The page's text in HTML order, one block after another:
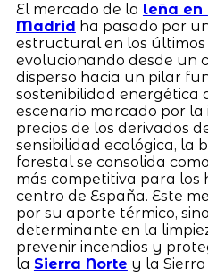
El mercado de la leña en
Madrid ha pasado por
estructural en los últimos
evolucionando desde un
disperso hacia un pilar
sostenibilidad energética
escenario marcado por la
precios de los derivados
sensibilidad ecológica, la
forestal se consolida
más competitiva para los
centro de España. Este
por su aporte térmico,
determinante en la
prevenir incendios y
la Sierra Norte y la